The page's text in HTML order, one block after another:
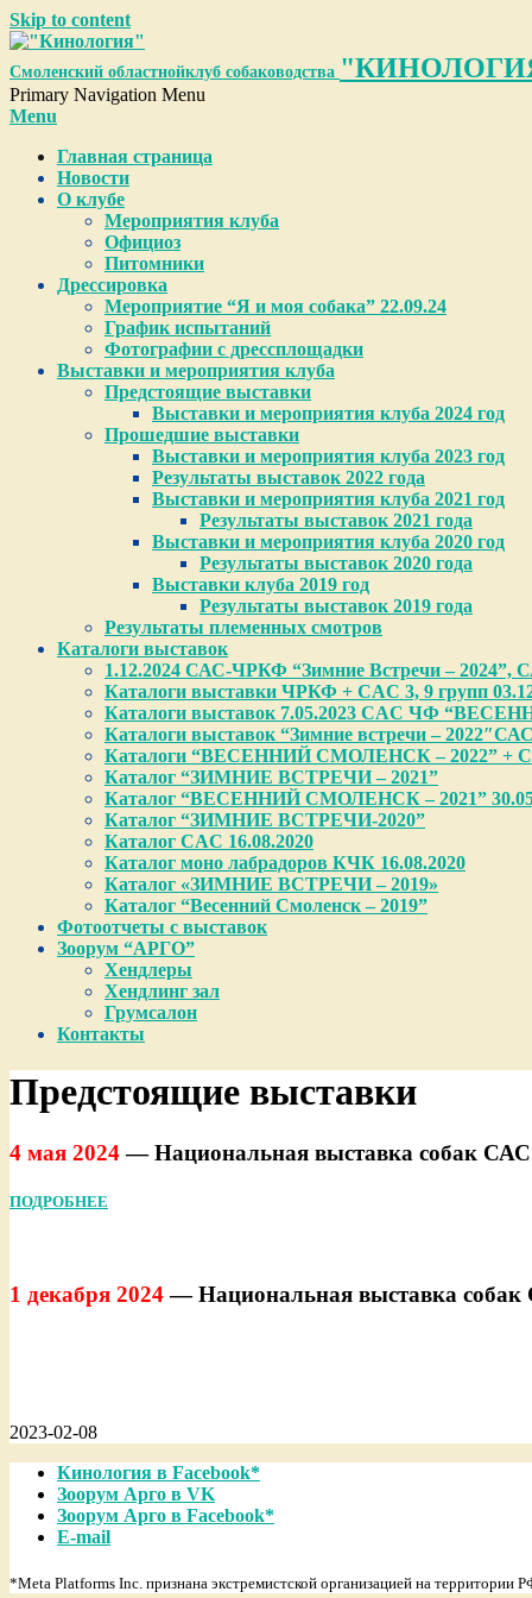
Skip to content
Смоленский областнойклуб собаководства
Primary Navigation Menu
Menu
Главная страница
Новости
О клубе
Мероприятия клуба
Официоз
Питомники
Дрессировка
Мероприятие “Я и моя собака” 22.09.24
График испытаний
Фотографии с дрессплощадки
Выставки и мероприятия клуба
Предстоящие выставки
Выставки и мероприятия клуба 2024 год
Прошедшие выставки
Выставки и мероприятия клуба 2023 год
Результаты выставок 2022 года
Выставки и мероприятия клуба 2021 год
Результаты выставок 2021 года
Выставки и мероприятия клуба 2020 год
Результаты выставок 2020 года
Выставки клуба 2019 год
Результаты выставок 2019 года
Результаты племенных смотров
Каталоги выставок
1.12.2024 САС-ЧРКФ “Зимние Встречи – 2024”,
Каталоги выставки ЧРКФ + CAC 3, 9 групп
Каталоги выставок 7.05.2023 CAC ЧФ
Каталоги выставок “Зимние встречи –
Каталоги “ВЕСЕННИЙ СМОЛЕНСК – 2022” +
Каталог “ЗИМНИЕ ВСТРЕЧИ – 2021”
Каталог “ВЕСЕННИЙ СМОЛЕНСК – 2021”
Каталог “ЗИМНИЕ ВСТРЕЧИ-2020”
Каталог CAC 16.08.2020
Каталог моно лабрадоров КЧК 16.08.2020
Каталог «ЗИМНИЕ ВСТРЕЧИ – 2019»
Каталог “Весенний Смоленск – 2019”
Фотоотчеты с выставок
Зоорум “АРГО”
Хендлеры
Хендлинг зал
Грумсалон
Контакты
Предстоящие выставки
4 мая 2024— Национальная выставка собак
ПОДРОБНЕЕ
1 декабря 2024— Национальная выставка
2023-02-08
Кинология в Facebook*
Зоорум Арго в VK
Зоорум Арго в Facebook*
E-mail
*Meta Platforms Inc. признана экстремистской организацией на территории